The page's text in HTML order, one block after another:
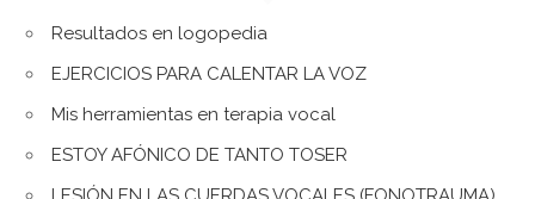
Resultados en logopedia
EJERCICIOS PARA CALENTAR LA VOZ
Mis herramientas en terapia vocal
ESTOY AFÓNICO DE TANTO TOSER